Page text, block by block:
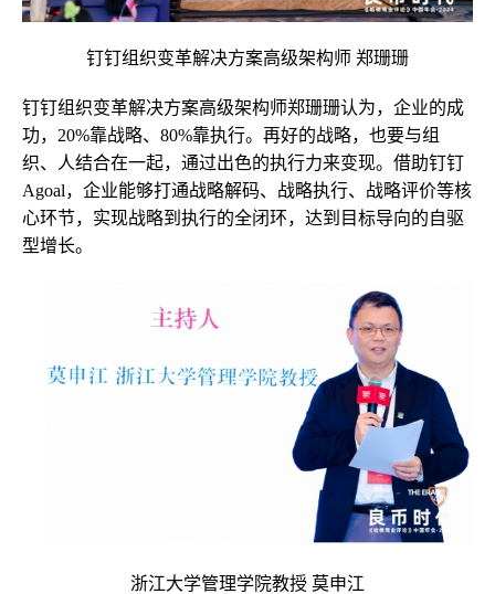
钉钉组织变革解决方案高级架构师 郑珊珊
钉钉组织变革解决方案高级架构师郑珊珊认为，企业的成
功，20%靠战略、80%靠执行。再好的战略，也要与组
织、人结合在一起，通过出色的执行力来变现。借助钉钉
Agoal，企业能够打通战略解码、战略执行、战略评价等核
心环节，实现战略到执行的全闭环，达到目标导向的自驱
型增长。
浙江大学管理学院教授 莫申江